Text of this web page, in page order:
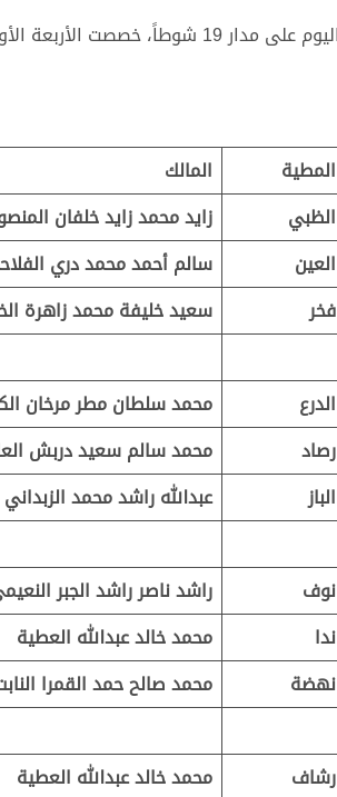
المطية المالك
الظبي زايد محمد زايد خلفان
العين سالم أحمد محمد دري
فخر سعيد خليفة محمد زاهرة
الدرع محمد سلطان مطر مرخان
رصاد محمد سالم سعيد دربش
الباز عبدالله راشد محمد
نوف راشد ناصر راشد الجبر
ندا محمد خالد عبدالله العطية
نهضة محمد صالح حمد القمرا
رشاف محمد خالد عبدالله العطية